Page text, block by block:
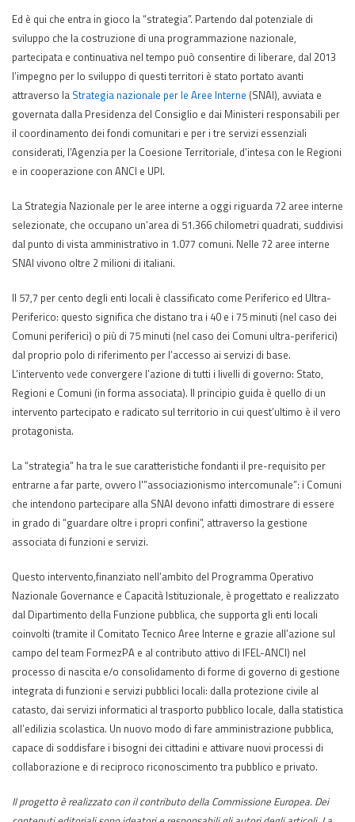
Ed è qui che entra in gioco la “strategia”. Partendo dal potenziale di
sviluppo che la costruzione di una programmazione nazionale,
partecipata e continuativa nel tempo può consentire di liberare, dal 2013
l’impegno per lo sviluppo di questi territori è stato portato avanti
attraverso la Strategia nazionale per le Aree Interne (SNAI), avviata e
governata dalla Presidenza del Consiglio e dai Ministeri responsabili per
il coordinamento dei fondi comunitari e per i tre servizi essenziali
considerati, l’Agenzia per la Coesione Territoriale, d’intesa con le Regioni
e in cooperazione con ANCI e UPI.
La Strategia Nazionale per le aree interne a oggi riguarda 72 aree interne
selezionate, che occupano un’area di 51.366 chilometri quadrati, suddivisi
dal punto di vista amministrativo in 1.077 comuni. Nelle 72 aree interne
SNAI vivono oltre 2 milioni di italiani.
Il 57,7 per cento degli enti locali è classificato come Periferico ed Ultra-
Periferico: questo significa che distano tra i 40 e i 75 minuti (nel caso dei
Comuni periferici) o più di 75 minuti (nel caso dei Comuni ultra-periferici)
dal proprio polo di riferimento per l’accesso ai servizi di base.
L’intervento vede convergere l’azione di tutti i livelli di governo: Stato,
Regioni e Comuni (in forma associata). Il principio guida è quello di un
intervento partecipato e radicato sul territorio in cui quest’ultimo è il vero
protagonista.
La “strategia” ha tra le sue caratteristiche fondanti il pre-requisito per
entrarne a far parte, ovvero l'”associazionismo intercomunale”: i Comuni
che intendono partecipare alla SNAI devono infatti dimostrare di essere
in grado di “guardare oltre i propri confini”, attraverso la gestione
associata di funzioni e servizi.
Questo intervento,finanziato nell’ambito del Programma Operativo
Nazionale Governance e Capacità Istituzionale, è progettato e realizzato
dal Dipartimento della Funzione pubblica, che supporta gli enti locali
coinvolti (tramite il Comitato Tecnico Aree Interne e grazie all’azione sul
campo del team FormezPA e al contributo attivo di IFEL-ANCI) nel
processo di nascita e/o consolidamento di forme di governo di gestione
integrata di funzioni e servizi pubblici locali: dalla protezione civile al
catasto, dai servizi informatici al trasporto pubblico locale, dalla statistica
all’edilizia scolastica. Un nuovo modo di fare amministrazione pubblica,
capace di soddisfare i bisogni dei cittadini e attivare nuovi processi di
collaborazione e di reciproco riconoscimento tra pubblico e privato.
Il progetto è realizzato con il contributo della Commissione Europea. Dei